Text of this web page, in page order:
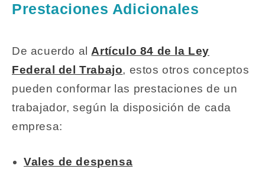
Prestaciones Adicionales
De acuerdo al Artículo 84 de la Ley
Federal del Trabajo, estos otros conceptos
pueden conformar las prestaciones de un
trabajador, según la disposición de cada
empresa:
Vales de despensa